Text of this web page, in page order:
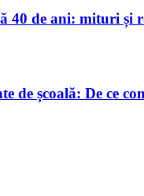
40 de ani: mituri și
de școală: De ce